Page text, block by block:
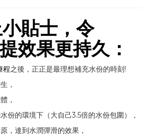
貼士，令
效果更持久：
程之後，正正是最理想補充水份的時刻!
，
，
份的環境下（大自己3.5倍的水份包圍），
，達到水潤彈滑的效果，